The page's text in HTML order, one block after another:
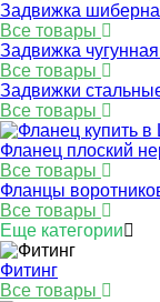
Задвижка
Все товары
Задвижка
Все товары
Задвижки
Все товары
Фланец плоский
Все товары
Фланцы
Все товары
Еще категории
Фитинг
Все товары